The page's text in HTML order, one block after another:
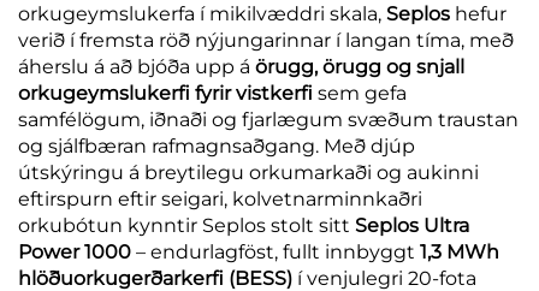
orkugeymslukerfa í mikilvæddri skala, Seplos hefur
verið í fremsta röð nýjungarinnar í langan tíma, með
áherslu á að bjóða upp á örugg, örugg og snjall
orkugeymslukerfi fyrir vistkerfi sem gefa
samfélögum, iðnaði og fjarlægum svæðum traustan
og sjálfbæran rafmagnsaðgang. Með djúp
útskýringu á breytilegu orkumarkaði og aukinni
eftirspurn eftir seigari, kolvetnarminnkaðri
orkubótun kynntir Seplos stolt sitt Seplos Ultra
Power 1000 – endurlagföst, fullt innbyggt 1,3 MWh
hlöðuorkugerðarkerfi (BESS) í venjulegri 20-fota